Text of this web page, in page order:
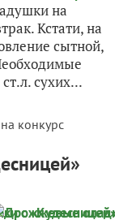
на
Кстати, на
сытной,
сухих...
на конкурс